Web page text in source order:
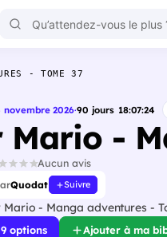
- TOME 37
novembre 2026·90 jours 18:07:23
Mario -
Aucun avis
Quodat Suivre
Mario - Manga adventures -
options Ajouter à ma